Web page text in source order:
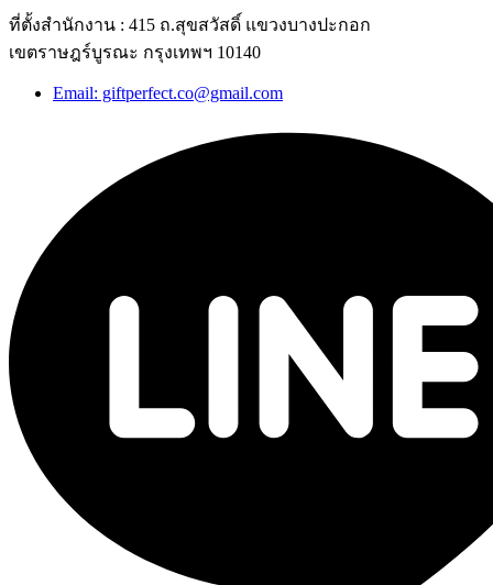
ที่ตั้งสำนักงาน : 415 ถ.สุขสวัสดิ์ แขวงบางปะกอก
เขตราษฎร์บูรณะ กรุงเทพฯ 10140
Email: giftperfect.co@gmail.com